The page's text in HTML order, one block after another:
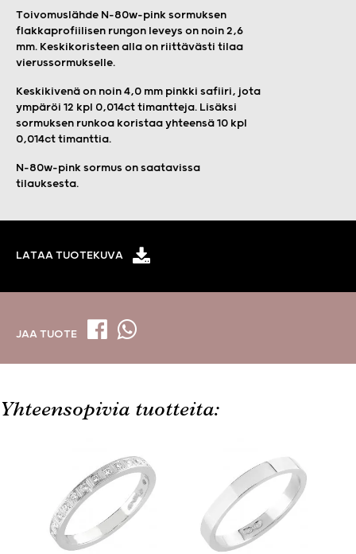
Toivomuslähde N-80w-pink sormuksen
flakkaprofiilisen rungon leveys on noin 2,6
mm. Keskikoristeen alla on riittävästi tilaa
vierussormukselle.
Keskikivenä on noin 4,0 mm pinkki safiiri, jota
ympäröi 12 kpl 0,014ct timantteja. Lisäksi
sormuksen runkoa koristaa yhteensä 10 kpl
0,014ct timanttia.
N-80w-pink sormus on saatavissa
tilauksesta.
LATAA TUOTEKUVA
JAA TUOTE
Yhteensopivia tuotteita: